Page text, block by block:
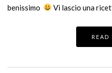
benissimo
Vi lascio una
READ